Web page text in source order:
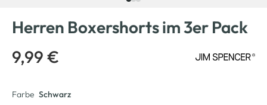
Herren Boxershorts im 3er Pack
9,99 €
Farbe Schwarz